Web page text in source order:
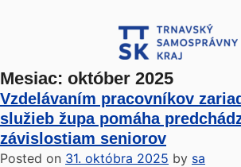
Mesiac: október 2025
Vzdelávaním pracovníkov
služieb župa pomáha
závislostiam seniorov
Posted on 31. októbra 2025 by sa